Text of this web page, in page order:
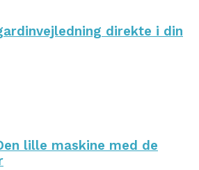
direkte i din
lille maskine med de